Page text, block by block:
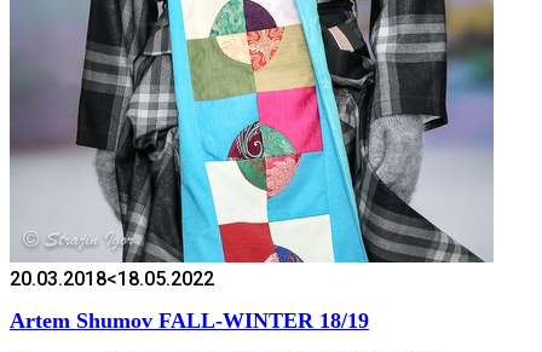
20.03.2018<18.05.2022
Artem Shumov FALL-WINTER 18/19